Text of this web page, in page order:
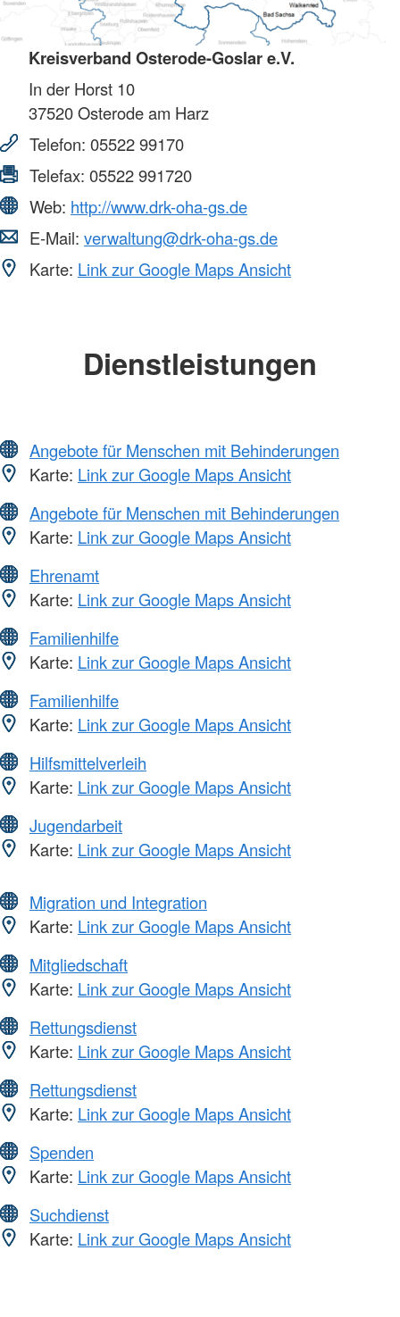
Kreisverband Osterode-Goslar e.V.
In der Horst 10
37520Osterode am Harz
Telefon: 05522 99170
Telefax: 05522 991720
Web: http://www.drk-oha-gs.de
E-Mail: verwaltung@drk-oha-gs.de
Karte: Link zur Google Maps Ansicht
Dienstleistungen
Angebote für Menschen mit Behinderungen
Karte: Link zur Google Maps Ansicht
Angebote für Menschen mit Behinderungen
Karte: Link zur Google Maps Ansicht
Ehrenamt
Karte: Link zur Google Maps Ansicht
Familienhilfe
Karte: Link zur Google Maps Ansicht
Familienhilfe
Karte: Link zur Google Maps Ansicht
Hilfsmittelverleih
Karte: Link zur Google Maps Ansicht
Jugendarbeit
Karte: Link zur Google Maps Ansicht
Migration und Integration
Karte: Link zur Google Maps Ansicht
Mitgliedschaft
Karte: Link zur Google Maps Ansicht
Rettungsdienst
Karte: Link zur Google Maps Ansicht
Rettungsdienst
Karte: Link zur Google Maps Ansicht
Spenden
Karte: Link zur Google Maps Ansicht
Suchdienst
Karte: Link zur Google Maps Ansicht